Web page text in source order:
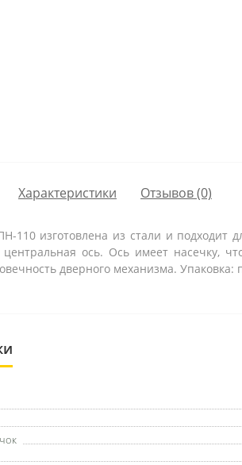
Характеристики Отзывов (0)
110 изготовлена из стали и подходит
центральная ось. Ось имеет насечку,
дверного механизма. Упаковка: